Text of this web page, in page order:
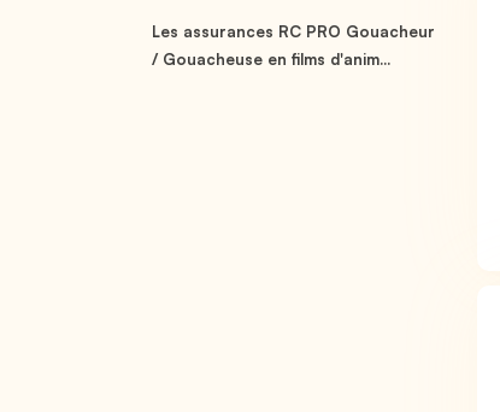
Les assurances RC PRO Gouacheur
/ Gouacheuse en films d'anim...